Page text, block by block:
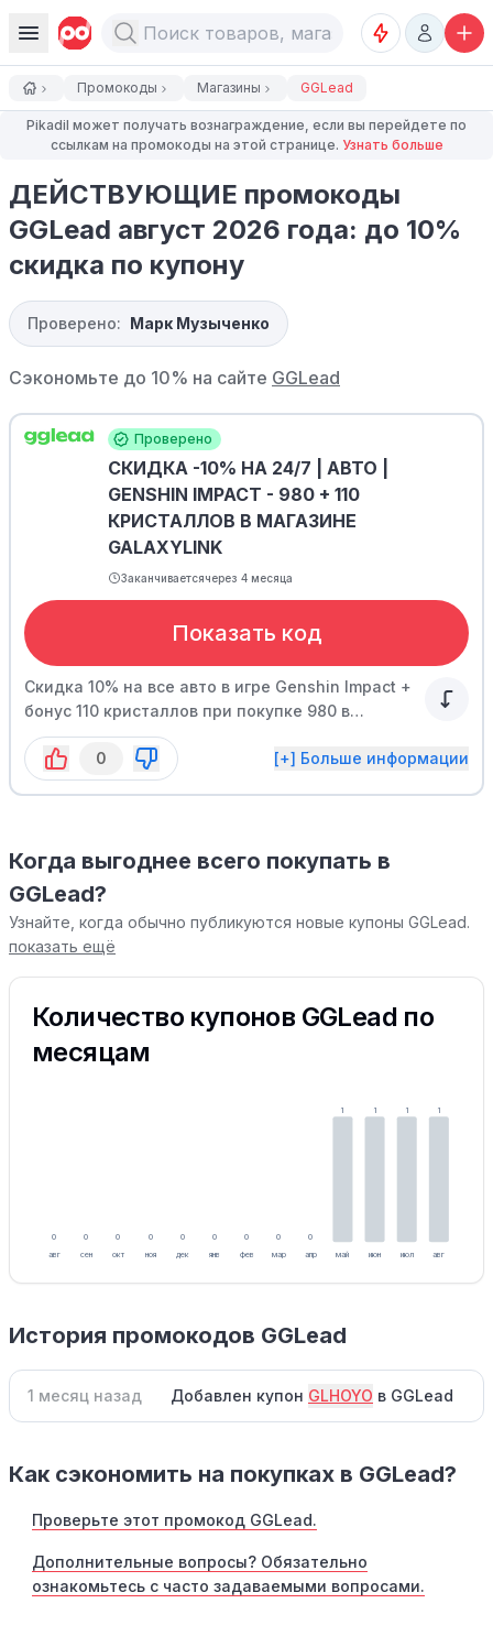
Промокоды Магазины GGLead
Pikadil может получать вознаграждение, если вы перейдете по
ссылкам на промокоды на этой странице. Узнать больше
ДЕЙСТВУЮЩИЕ промокоды
GGLead август 2026 года: до 10%
скидка по купону
Проверено: Марк Музыченко
Сэкономьте до 10% на сайте GGLead
Проверено
СКИДКА -10% НА 24/7 | АВТО |
GENSHIN IMPACT - 980 + 110
КРИСТАЛЛОВ В МАГАЗИНЕ
GALAXYLINK
Заканчиваетсячерез 4 месяца
Показать код
Скидка 10% на все авто в игре Genshin Impact +
бонус 110 кристаллов при покупке 980 в
магазине GalaxyLink.
0
[+] Больше информации
Когда выгоднее всего покупать в
GGLead?
Узнайте, когда обычно публикуются новые купоны GGLead.
показать ещё
Количество купонов GGLead по
месяцам
0
авг
0
сен
0
окт
0
ноя
0
дек
0
янв
0
фев
0
мар
0
апр
1
май
1
июн
1
июл
1
авг
История промокодов GGLead
1 месяц назад Добавлен купон GLHOYO в GGLead
Как сэкономить на покупках в GGLead?
Проверьте этот промокод GGLead.
Дополнительные вопросы? Обязательно
ознакомьтесь с часто задаваемыми вопросами.